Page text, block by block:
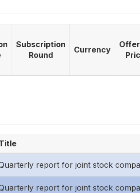
Subscription
Round
Currency
report for joint stock
report for joint stock